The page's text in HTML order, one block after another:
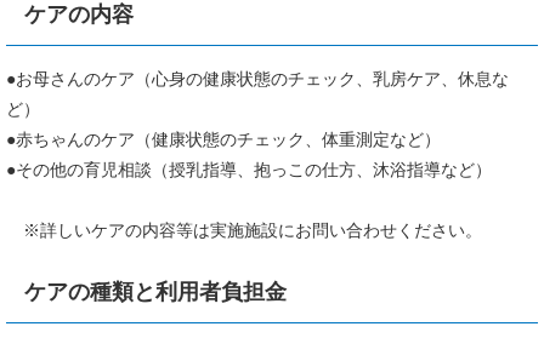
ケアの内容
●お母さんのケア（心身の健康状態のチェック、乳房ケア、休息な
ど）
●赤ちゃんのケア（健康状態のチェック、体重測定など）
●その他の育児相談（授乳指導、抱っこの仕方、沐浴指導など）
※詳しいケアの内容等は実施施設にお問い合わせください。
ケアの種類と利用者負担金